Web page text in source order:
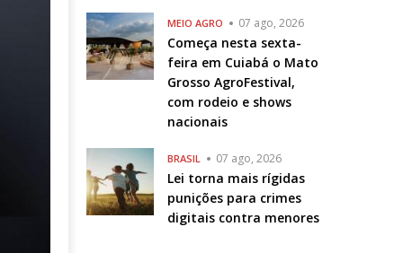
MEIO AGRO 07 ago, 2026
Começa nesta sexta-
feira em Cuiabá o Mato
Grosso AgroFestival,
com rodeio e shows
nacionais
BRASIL 07 ago, 2026
Lei torna mais rígidas
punições para crimes
digitais contra menores